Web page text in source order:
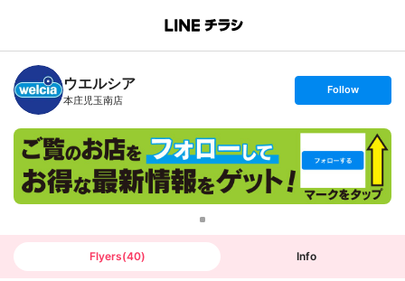
B
n
c
h
T
ウエルシア
本庄児玉南店
s
t
o
l
o
w
Follow
Flyers(40) Info